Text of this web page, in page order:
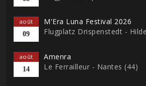
août
09
M'Era Luna Festival 2026
Flugplatz Drispenstedt -
août
14
Amenra
Le Ferrailleur - Nantes (44)